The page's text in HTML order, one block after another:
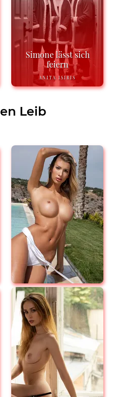
Simone lässt sich
feiern
ANITA ISIRIS
Leib